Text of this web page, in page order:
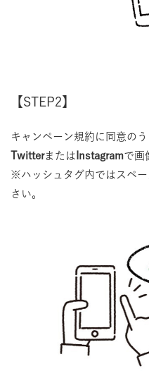
【STEP2】
キャンペーン規約に同意のう
Twitterまたは Instagramで画
※ハッシュタグ内ではスペ
さい。